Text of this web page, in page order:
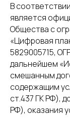
В
является
Общества с
«Цифровая
5829005715,
дальнейшем
смешанным
содержащим
ст.437 ГК РФ),
РФ), оказания